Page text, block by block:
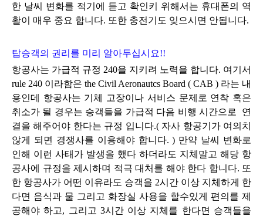
한 날씨 변화를 적기에 듣고 확인키 위해서는 휴대폰의 역
활이 매우 중요 합니다. 또한 충전기도 잊으시면 안됩니다.
탑승객의 권리를 미리 알아두십시요!!
항공사는 가급적 규정 240을 지키려 노력을 합니다. 여기서
rule 240 이라함은 the Civil Aeronautcs Board ( CAB ) 라는 내
용인데 항공사는 기체 고장이나 서비스 문제로 연착 혹은
취소가 될 경우는 승객들을 가급적 다음 비행 시간으로 연
결을 해주어야 한다는 규정 입니다.( 자사 항공기가 여의치
않게 되면 경쟁사를 이용해야 합니다. ) 만약 날씨 변화로
인해 이런 사태가 발생을 했다 하더라도 지체말고 해당 항
공사에 규정을 제시하며 적극 대처를 해야 한다 합니다. 또
한 항공사가 어떤 이유라도 승객을 2시간 이상 지체하게 한
다면 음식과 물 그리고 화장실 사용을 할수있게 편의를 제
공해야 하고, 그리고 3시간 이상 지체를 한다면 승객들을